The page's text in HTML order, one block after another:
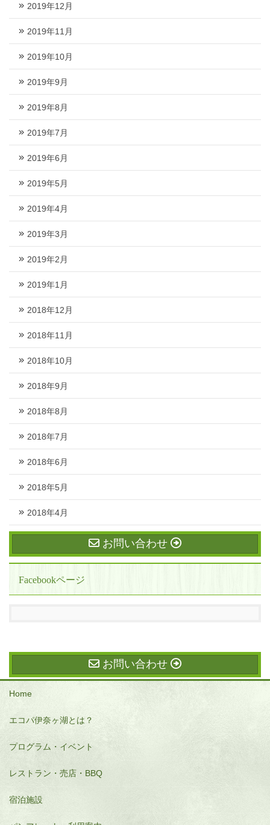
2019年12月
2019年11月
2019年10月
2019年9月
2019年8月
2019年7月
2019年6月
2019年5月
2019年4月
2019年3月
2019年2月
2019年1月
2018年12月
2018年11月
2018年10月
2018年9月
2018年8月
2018年7月
2018年6月
2018年5月
2018年4月
お問い合わせ
Facebookページ
お問い合わせ
Home
エコパ伊奈ヶ湖とは？
プログラム・イベント
レストラン・売店・BBQ
宿泊施設